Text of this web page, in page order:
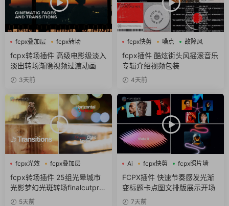
fcpx叠加层
fcpx转场
淡入淡出
fcpx转场插件 高级电影级淡入
淡出转场渐隐视频过渡动画
3天前
fcpx快剪 噪点 故障风
fcpx插件 酷炫街头风摇滚音乐
专辑介绍视频包装
4天前
fcpx光效
fcpx叠加层
fcpx图形动画
fcpx转场插件 25组光晕城市
光影梦幻光斑转场finalcutpro
插件5天前
Ai fcpx快剪 fcpx照片墙
FCPX插件 快速节奏感发光渐
变标题卡点图文排版展示开场
7天前